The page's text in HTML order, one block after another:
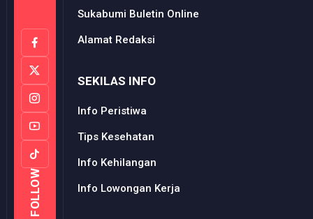
FOLLOW
Sukabumi Buletin Online
Alamat Redaksi
SEKILAS INFO
Info Peristiwa
Tips Kesehatan
Info Kehilangan
Info Lowongan Kerja